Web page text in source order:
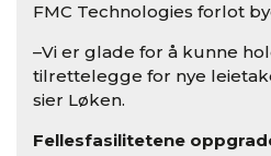
FMC Technologies forlot
–Vi er glade for å kunne
tilrettelegge for nye
sier Løken.
Fellesfasilitetene